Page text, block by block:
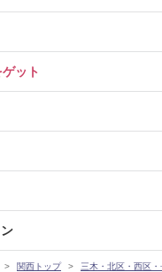
ット
関西トップ 三木・北区・西区